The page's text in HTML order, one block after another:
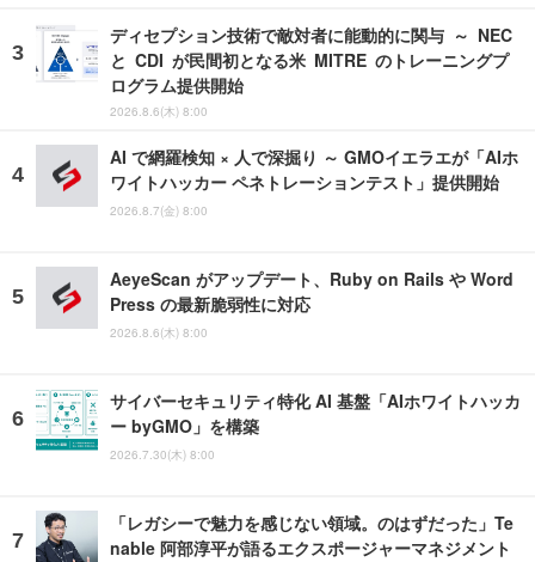
ディセプション技術で敵対者に能動的に関与 ～ NEC
と CDI が民間初となる米 MITRE のトレーニングプ
ログラム提供開始
2026.8.6(木) 8:00
AI で網羅検知 × 人で深掘り ～ GMOイエラエが「AIホ
ワイトハッカー ペネトレーションテスト」提供開始
2026.8.7(金) 8:00
AeyeScan がアップデート、Ruby on Rails や Word
Press の最新脆弱性に対応
2026.8.6(木) 8:00
サイバーセキュリティ特化 AI 基盤「AIホワイトハッカ
ー byGMO」を構築
2026.7.30(木) 8:00
「レガシーで魅力を感じない領域。のはずだった」Te
nable 阿部淳平が語るエクスポージャーマネジメント